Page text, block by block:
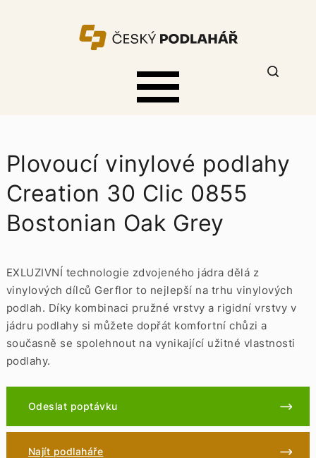
Plovoucí vinylové podlahy
Creation 30 Clic 0855
Bostonian Oak Grey
EXLUZIVNÍ technologie zdvojeného jádra dělá z
vinylových dílců Gerflor to nejlepší na trhu vinylových
podlah. Díky kombinaci pružné vrstvy a rigidní vrstvy v
jádru podlahy si můžete dopřát komfortní chůzi a
současně se spolehnout na vynikající užitné vlastnosti
podlahy.
Odeslat poptávku
Najít podlaháře